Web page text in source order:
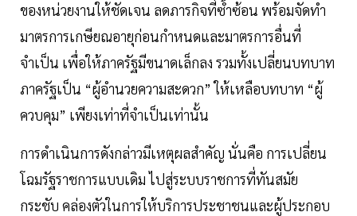
ของหน่วยงานให้ชัดเจน ลดภารกิจที่ซ้ำซ้อน พร้อมจัดทำ
มาตรการเกษียณอายุก่อนกำหนดและมาตรการอื่นที่
จำเป็น เพื่อให้ภาครัฐมีขนาดเล็กลง รวมทั้งเปลี่ยนบทบาท
ภาครัฐเป็น “ผู้อำนวยความสะดวก” ให้เหลือบทบาท “ผู้
ควบคุม” เพียงเท่าที่จำเป็นเท่านั้น
การดำเนินการดังกล่าวมีเหตุผลสำคัญ นั่นคือ การเปลี่ยน
โฉมรัฐราชการแบบเดิม ไปสู่ระบบราชการที่ทันสมัย
กระชับ คล่องตัวในการให้บริการประชาชนและผู้ประกอบ